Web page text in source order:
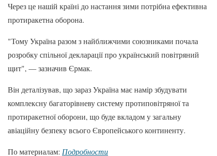
Через це нашій країні до настання зими потрібна ефективна
протиракетна оборона.
"Тому Україна разом з найближчими союзниками почала
розробку спільної декларації про український повітряний
щит", — зазначив Єрмак.
Він деталізував, що зараз Україна має намір збудувати
комплексну багаторівневу систему протиповітряної та
протиракетної оборони, що буде вкладом у загальну
авіаційну безпеку всього Європейського континенту.
По материалам: Подробности